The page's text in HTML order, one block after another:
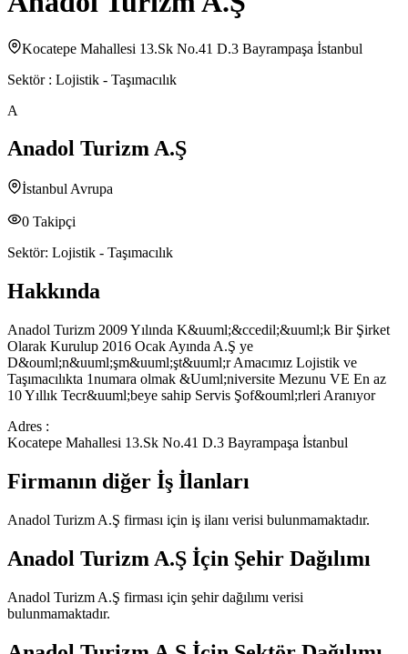
Kocatepe Mahallesi 13.Sk No.41 D.3 Bayrampaşa İstanbul
Sektör : Lojistik - Taşımacılık
A
Anadol Turizm A.Ş
İstanbul Avrupa
0 Takipçi
Sektör: Lojistik - Taşımacılık
Hakkında
Anadol Turizm 2009 Yılında K&uuml;&ccedil;&uuml;k Bir Şirket
Olarak Kurulup 2016 Ocak Ayında A.Ş ye
D&ouml;n&uuml;şm&uuml;şt&uuml;r Amacımız Lojistik ve
Taşımacılıkta 1numara olmak &Uuml;niversite Mezunu VE En az
10 Yıllık Tecr&uuml;beye sahip Servis Şof&ouml;rleri Aranıyor
Adres :
Kocatepe Mahallesi 13.Sk No.41 D.3 Bayrampaşa İstanbul
Firmanın diğer İş İlanları
Anadol Turizm A.Ş firması için iş ilanı verisi bulunmamaktadır.
Anadol Turizm A.Ş İçin Şehir Dağılımı
Anadol Turizm A.Ş firması için şehir dağılımı verisi
bulunmamaktadır.